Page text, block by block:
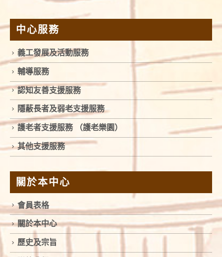
中心服務
義工發展及活動服務
輔導服務
認知友善支援服務
隱蔽長者及弱老支援服務
護老者支援服務 （護老樂園）
其他支援服務
關於本中心
會員表格
關於本中心
歷史及宗旨